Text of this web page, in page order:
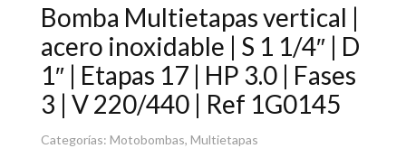
Bomba Multietapas vertical |
acero inoxidable | S 1 1/4″ | D
1″ | Etapas 17 | HP 3.0 | Fases
3 | V 220/440 | Ref 1G0145
Categorías: Motobombas, Multietapas